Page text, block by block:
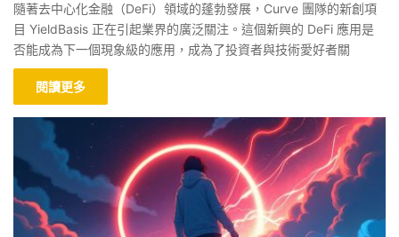
隨著去中心化金融（DeFi）領域的蓬勃發展，Curve 團隊的新創項
目 YieldBasis 正在引起業界的廣泛關注。這個新興的 DeFi 應用是
否能成為下一個現象級的應用，成為了投資者與技術愛好者關
閱讀更多